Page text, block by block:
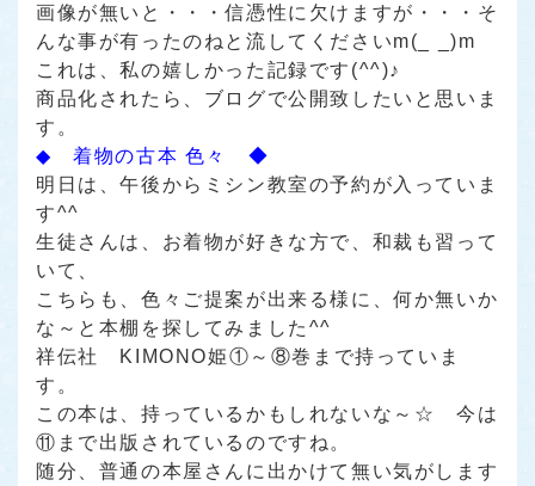
画像が無いと・・・信憑性に欠けますが・・・そ
んな事が有ったのねと流してくださいm(_ _)m
これは、私の嬉しかった記録です(^^)♪
商品化されたら、ブログで公開致したいと思いま
す。
◆ 着物の古本 色々 ◆
明日は、午後からミシン教室の予約が入っていま
す^^
生徒さんは、お着物が好きな方で、和裁も習って
いて、
こちらも、色々ご提案が出来る様に、何か無いか
な～と本棚を探してみました^^
祥伝社 KIMONO姫①～⑧巻 まで持っていま
す。
この本は、持っているかもしれないな～☆ 今は
⑪まで出版されているのですね。
随分、普通の本屋さんに出かけて無い気がします